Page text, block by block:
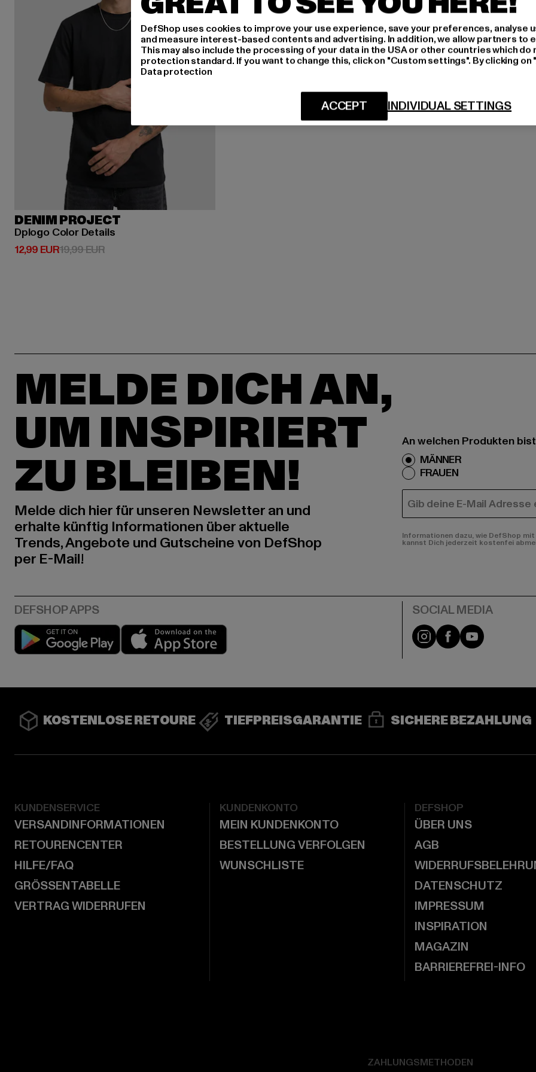
DENIM PROJECT
Dplogo Color Details
12,99 EUR
Derzeitiger Preis: 12,99 EUR
19,99 EURAktionspreis: 19,99 EUR
MELDE DICH AN,
UM INSPIRIERT
ZU BLEIBEN!
Melde dich hier für unseren Newsletter an und
erhalte künftig Informationen über aktuelle
Trends, Angebote und Gutscheine von DefShop
per E-Mail!
An welchen Produkten
MÄNNER
FRAUEN
E-MAIL
Informationen dazu, wie DefShop
kannst Dich jederzeit kostenfei
Play market Instagram
FacebookYouTube
KOSTENLOSE RETOURE TIEFPREISGARANTIE SICHERE BEZAHLUNG
KUNDENSERVICE
VERSANDINFORMATIONEN
RETOURENCENTER
HILFE/FAQ
GRÖSSENTABELLE
VERTRAG WIDERRUFEN
KUNDENKONTO
MEIN KUNDENKONTO
BESTELLUNG VERFOLGEN
WUNSCHLISTE
DEFSHOP
ÜBER UNS
AGB
DATENSCHUTZ
IMPRESSUM
INSPIRATION
MAGAZIN
BARRIEREFREI-INFO
ZAHLUNGSMETHODEN
DefShop uses cookies to improve your use experience, save your preferences, analyse
and measure interest-based contents and advertising. In addition, we allow partners to
This may also include the processing of your data in the USA or other countries which do
protection standard. If you want to change this, click on "Custom settings". By clicking
Data protection
INDIVIDUAL SETTINGS
ACCEPT